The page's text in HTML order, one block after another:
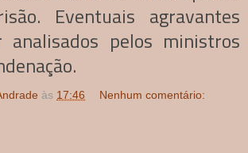
Eventuais agravantes
analisados pelos ministros
às 17:46 Nenhum comentário: